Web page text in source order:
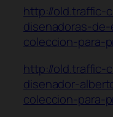
http://old.traffic-
disenadoras-
coleccion-para-
http://old.traffic-
disenador-
coleccion-para-